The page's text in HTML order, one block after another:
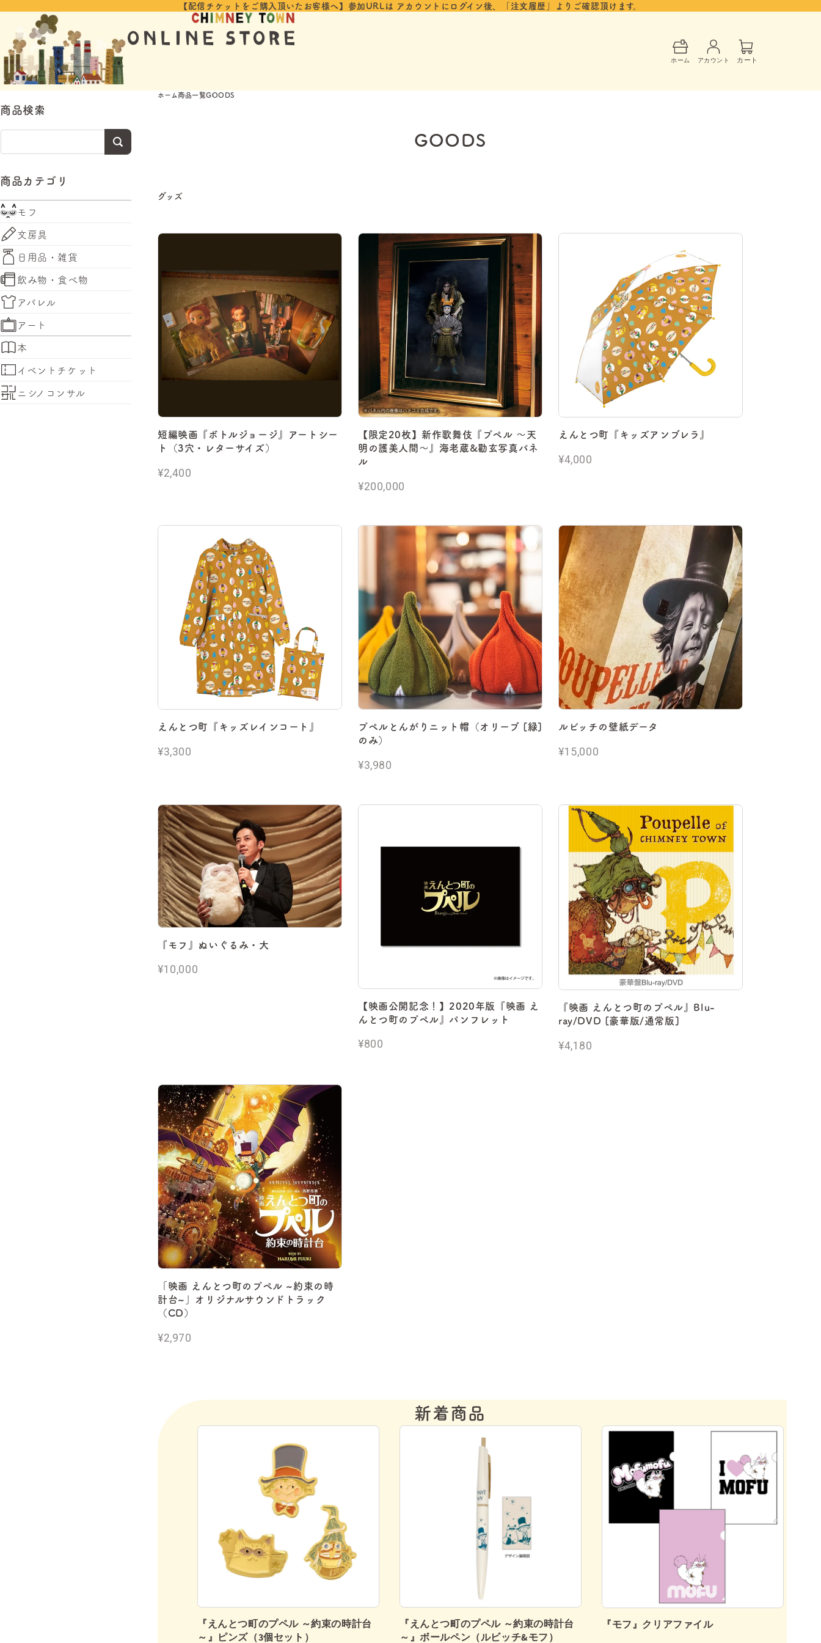
ンツに
進む
【配信チケットをご購入頂いたお客様へ】参加URLは アカウントにログイン後、「注文履歴」よりご確認頂けます。
ホーム アカウント
カ
ー
カート
商品検索
商品カテゴリ
モフ
文房具
日用品・雑貨
飲み物・食べ物
アパレル
アート
本
イベントチケット
ニシノコンサル
ホーム商品一覧GOODS
GOODS
グッズ
短編映画『ボトルジョージ』アートシー
ト（3穴・レターサイズ）
¥2,400
【限定20枚】新作歌舞伎『プペル ～天
明の護美人間～』海老蔵&勸玄写真パネ
ル
¥200,000
えんとつ町『キッズアンブレラ』
¥4,000
えんとつ町『キッズレインコート』
¥3,300
プペルとんがりニット帽（オリーブ [緑]
のみ）
¥3,980
ルビッチの壁紙データ
¥15,000
『モフ』ぬいぐるみ・大
¥10,000
【映画公開記念！】2020年版『映画 え
んとつ町のプペル』パンフレット
¥800
『映画 えんとつ町のプペル』Blu-
ray/DVD [豪華版/通常版]
¥4,180
「映画 えんとつ町のプペル ~約束の時
計台~」オリジナルサウンドトラック
（CD）
¥2,970
新着商品
『えんとつ町のプペル ～約束の時計台
～』ピンズ（3個セット）
『えんとつ町のプペル ～約束の時計台
～』ボールペン（ルビッチ&モフ）
『モフ』クリアファイル